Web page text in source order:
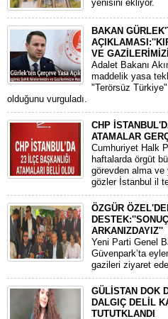
yenisini ekliyor.
BAKAN
VE
Adalet Bakanı
maddelik yasa
"Terörsüz
olduğunu vurguladı.
CHP
ATAMALAR
​Cumhuriyet Halk
haftalarda örgüt
görevden alma ve
gözler İstanbul il
ÖZGÜR
ARKANIZDAYIZ''
​Yeni Parti Genel
Güvenpark’ta
gazileri ziyaret
GÜLİSTAN DOK
DALGIÇ DELİL
TUTUTKLANDI